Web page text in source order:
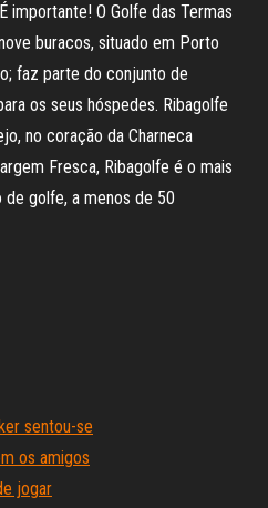
importante! O Golfe das Termas
buracos, situado em Porto
faz parte do conjunto de
os seus hóspedes. Ribagolfe
no coração da Charneca
Fresca, Ribagolfe é o mais
golfe, a menos de 50
sentou-se
os amigos
jogar